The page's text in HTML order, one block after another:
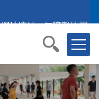
網站連結 無障礙地圖